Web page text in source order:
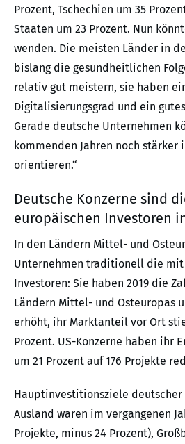
Prozent, Tschechien um 35
Staaten um 23 Prozent. Nun
wenden. Die meisten Länder in
bislang die gesundheitlichen
relativ gut meistern, sie haben
Digitalisierungsgrad und ein
Gerade deutsche Unternehmen
kommenden Jahren noch stärker
orientieren.“
Deutsche Konzerne sind
europäischen Investoren
In den Ländern Mittel- und
Unternehmen traditionell die mit
Investoren: Sie haben 2019 die
Ländern Mittel- und Osteuropas
erhöht, ihr Marktanteil vor Ort
Prozent. US-Konzerne haben ihr
um 21 Prozent auf 176 Projekte
Hauptinvestitionsziele
Ausland waren im vergangenen
Projekte, minus 24 Prozent),